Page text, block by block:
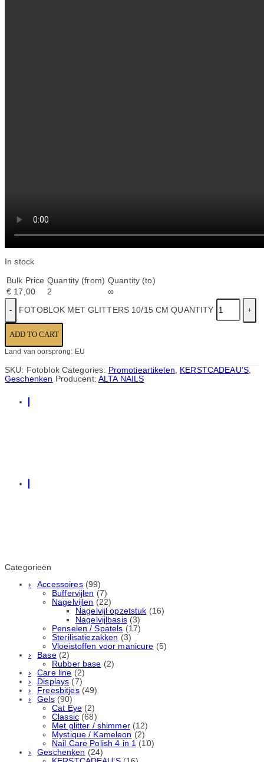
In stock
Bulk Price Quantity (from) Quantity (to)
€ 17,00 2 ∞
FOTOBLOK MET GLITTERS 10/15 CM QUANTITY
ADD TO CART
Land van oorsprong: EU
SKU: Fotoblok Categories: Promotieartikelen KERSTCADEAU’S,
Geschenken Producent:ALTA NAILS
Categorieën
Accessoires (99)
Buffervijlen (7)
Nagelvijlen (22)
Nagelvijl opzetstuk (16)
Nagelvijlbasis (3)
Penselen / Spatels (17)
Sterilisatiezakken (3)
Vloeistoffen voor manicure (5)
Base (2)
Rubber basе (2)
Care line (2)
Displays (7)
Freesbitjes (49)
Gels (90)
Cat Eye (2)
Classic (68)
Met glitter / shimmer (12)
Mystique / Kameleon (2)
Nail Care Polish 4 in 1 (10)
Geschenken (24)